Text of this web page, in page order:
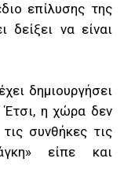
επίλυσης της
δείξει να είναι
δημιουργήσει
Έτσι, η χώρα δεν
συνθήκες τις
είπε και